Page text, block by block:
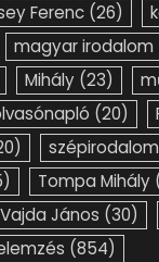
Ferenc (26)
magyar irodalom
Mihály (23)
(20)
szépirodalom
Tompa Mihály
Vajda János (30)
(854)